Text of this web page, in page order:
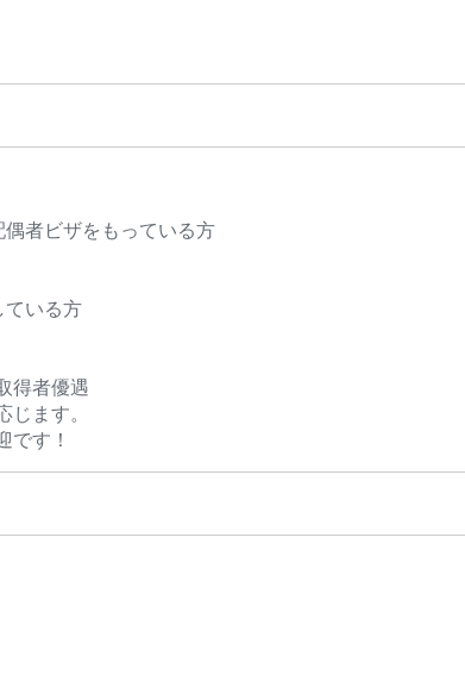
者ビザをもっている方
いる方
得者優遇
ます。
す！